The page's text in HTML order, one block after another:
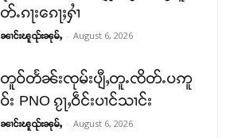
တ်ႉၵႃးၵေႃႈႁၢႆ
ၼၢင်းၽူၺ်းၼုမ်ႇ - August 6, 2026
တူဝ်တႅၼ်းၸုမ်းပျီႇတူႉၸိတ်ႉပဢူ
ဝ်း PNO ၵႂႃႇဝဵင်းပၢင်သၢင်း
ၼၢင်းၽူၺ်းၼုမ်ႇ - August 6, 2026